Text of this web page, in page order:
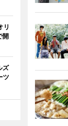
リ
開
ズ
ツ